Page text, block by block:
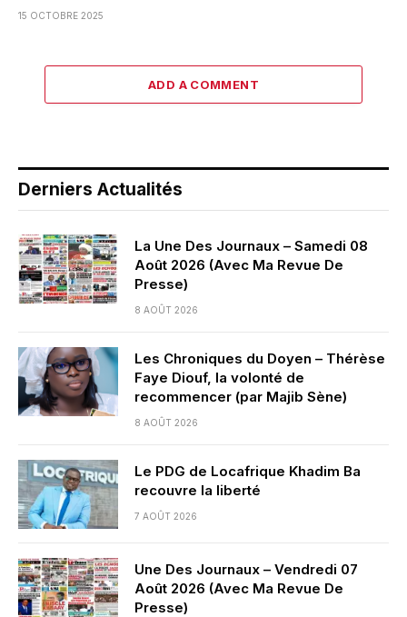
15 OCTOBRE 2025
ADD A COMMENT
Derniers Actualités
La Une Des Journaux – Samedi 08
Août 2026 (Avec Ma Revue De
Presse)
8 AOÛT 2026
Les Chroniques du Doyen – Thérèse
Faye Diouf, la volonté de
recommencer (par Majib Sène)
8 AOÛT 2026
Le PDG de Locafrique Khadim Ba
recouvre la liberté
7 AOÛT 2026
Une Des Journaux – Vendredi 07
Août 2026 (Avec Ma Revue De
Presse)